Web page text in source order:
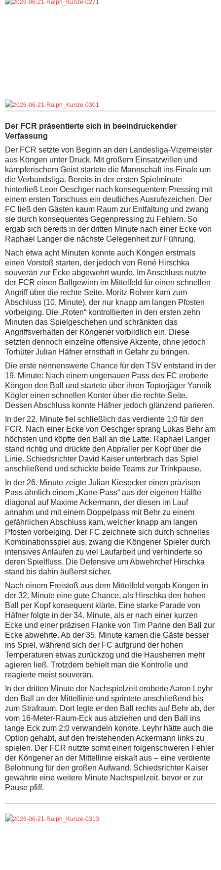
Der FCR präsentierte sich in beeindruckender
Verfassung
Der FCR setzte von Beginn an den Landesliga-Vizemeister
aus Köngen unter Druck. Mit großem Einsatzwillen und
kämpferischem Geist startete die Mannschaft ins Finale um
die Verbandsliga. Bereits in der ersten Spielminute
hinterließ Leon Oeschger nach konsequentem Pressing mit
einem ersten Torschuss ein deutliches Ausrufezeichen. Der
FC ließ den Gästen kaum Raum zur Entfaltung und zwang
sie durch konsequentes Gegenpressing zu Fehlern. So
ergab sich bereits in der dritten Minute nach einer Ecke von
Raphael Langer die nächste Gelegenheit zur Führung.
Nach etwa acht Minuten konnte auch Köngen erstmals
einen Vorstoß starten, der jedoch von René Hirschka
souverän zur Ecke abgewehrt wurde. Im Anschluss nutzte
der FCR einen Ballgewinn im Mittelfeld für einen schnellen
Angriff über die rechte Seite. Moritz Rohrer kam zum
Abschluss (10. Minute), der nur knapp am langen Pfosten
vorbeiging. Die „Roten“ kontrollierten in den ersten zehn
Minuten das Spielgeschehen und schränkten das
Angriffsverhalten der Köngener vorbildlich ein. Diese
setzten dennoch einzelne offensive Akzente, ohne jedoch
Torhüter Julian Häfner ernsthaft in Gefahr zu bringen.
Die erste nennenswerte Chance für den TSV entstand in der
19. Minute: Nach einem ungenauen Pass des FC eroberte
Köngen den Ball und startete über ihren Toptorjäger Yannik
Kögler einen schnellen Konter über die rechte Seite.
Dessen Abschluss konnte Häfner jedoch glänzend parieren.
In der 22. Minute fiel schließlich das verdiente 1:0 für den
FCR. Nach einer Ecke von Oeschger sprang Lukas Behr am
höchsten und köpfte den Ball an die Latte. Raphael Langer
stand richtig und drückte den Abpraller per Kopf über die
Linie. Schiedsrichter David Kaiser unterbrach das Spiel
anschließend und schickte beide Teams zur Trinkpause.
In der 26. Minute zeigte Julian Kiesecker einen präzisen
Pass ähnlich einem „Kane-Pass“ aus der eigenen Hälfte
diagonal auf Maxime Ackermann, der diesen im Lauf
annahm und mit einem Doppelpass mit Behr zu einem
gefährlichen Abschluss kam, welcher knapp am langen
Pfosten vorbeiging. Der FC zeichnete sich durch schnelles
Kombinationsspiel aus, zwang die Köngener Spieler durch
intensives Anlaufen zu viel Laufarbeit und verhinderte so
deren Spielfluss. Die Defensive um Abwehrchef Hirschka
stand bis dahin äußerst sicher.
Nach einem Freistoß aus dem Mittelfeld vergab Köngen in
der 32. Minute eine gute Chance, als Hirschka den hohen
Ball per Kopf konsequent klärte. Eine starke Parade von
Häfner folgte in der 34. Minute, als er nach einer kurzen
Ecke und einer präzisen Flanke von Tim Panne den Ball zur
Ecke abwehrte. Ab der 35. Minute kamen die Gäste besser
ins Spiel, während sich der FC aufgrund der hohen
Temperaturen etwas zurückzog und die Hausherren mehr
agieren ließ. Trotzdem behielt man die Kontrolle und
reagierte meist souverän.
In der dritten Minute der Nachspielzeit eroberte Aaron Leyhr
den Ball an der Mittellinie und sprintete anschließend bis
zum Strafraum. Dort legte er den Ball rechts auf Behr ab, der
vom 16-Meter-Raum-Eck aus abziehen und den Ball ins
lange Eck zum 2:0 verwandeln konnte. Leyhr hätte auch die
Option gehabt, auf den freistehenden Ackermann links zu
spielen. Der FCR nutzte somit einen folgenschweren Fehler
der Köngener an der Mittellinie eiskalt aus – eine verdiente
Belohnung für den großen Aufwand. Schiedsrichter Kaiser
gewährte eine weitere Minute Nachspielzeit, bevor er zur
Pause pfiff.